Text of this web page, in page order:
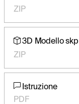
ZIP
3D Modello skp
ZIP
Istruzione
PDF